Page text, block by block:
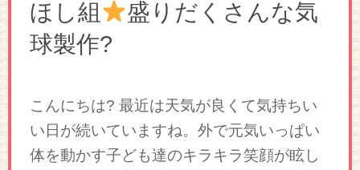
ほし組
盛りだくさんな気
球製作?
こんにちは? 最近は天気が良くて気持ちい
い日が続いていますね。外で元気いっぱい
体を動かす子ども達のキラキラ笑顔が眩し